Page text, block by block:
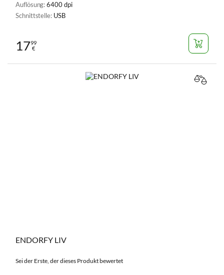
Auflösung:6400 dpi
Schnittstelle: USB
1799
€
ENDORFY LIV
Sei der Erste, der dieses Produkt bewertet